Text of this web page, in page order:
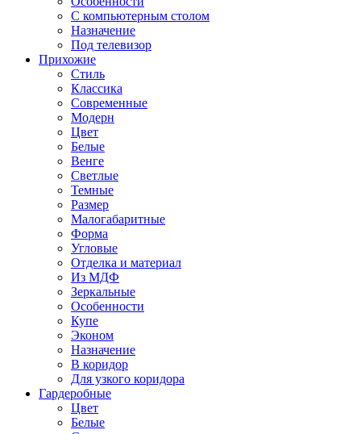
С компьютерным столом
Назначение
Под телевизор
Прихожие
Стиль
Классика
Современные
Модерн
Цвет
Белые
Венге
Светлые
Темные
Размер
Малогабаритные
Форма
Угловые
Отделка и материал
Из МДФ
Зеркальные
Особенности
Купе
Эконом
Назначение
В коридор
Для узкого коридора
Гардеробные
Цвет
Белые